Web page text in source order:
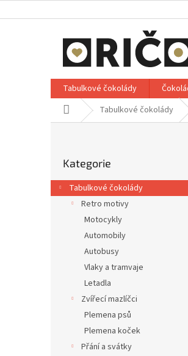
na
Tabulkové čokolády
Domů Tabulkové čokolády
r
a
kategorie
Kategorie
Tabulkové čokolády
Retro motivy
Motocykly
Automobily
Autobusy
Vlaky a tramvaje
Letadla
Zvířecí mazlíčci
Plemena psů
Plemena koček
Přání a svátky